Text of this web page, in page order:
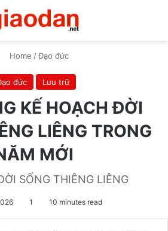
Home /Đạo đức
đức Lưu trữ
KẾ HOẠCH ĐỜI
LIÊNG TRONG
MỚI
SỐNG THIÊNG LIÊNG
1 10 minutes read